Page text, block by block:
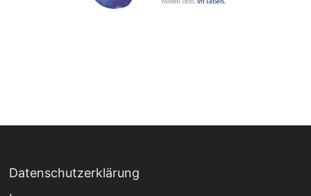
Datenschutzerklärung